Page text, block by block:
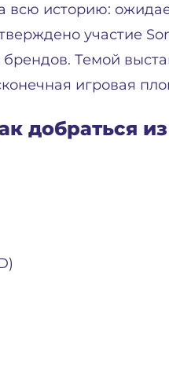
всю историю:
участие
брендов. Темой
игровая
добраться